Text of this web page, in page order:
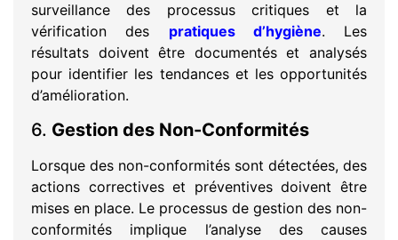
surveillance des processus critiques et la
vérification des pratiques d’hygiène. Les
résultats doivent être documentés et analysés
pour identifier les tendances et les opportunités
d’amélioration.
6. Gestion des Non-Conformités
Lorsque des non-conformités sont détectées, des
actions correctives et préventives doivent être
mises en place. Le processus de gestion des non-
conformités implique l’analyse des causes